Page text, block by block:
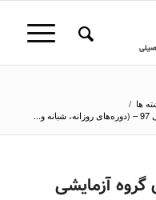
ها /
آزمایشی